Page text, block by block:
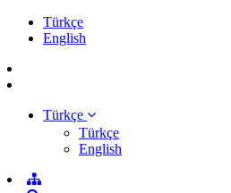
Türkçe
English
Türkçe
Türkçe
English